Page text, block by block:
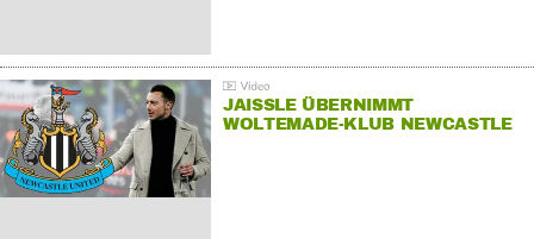
JAISSLE ÜBERNIMMT
WOLTEMADE-KLUB NEWCASTLE